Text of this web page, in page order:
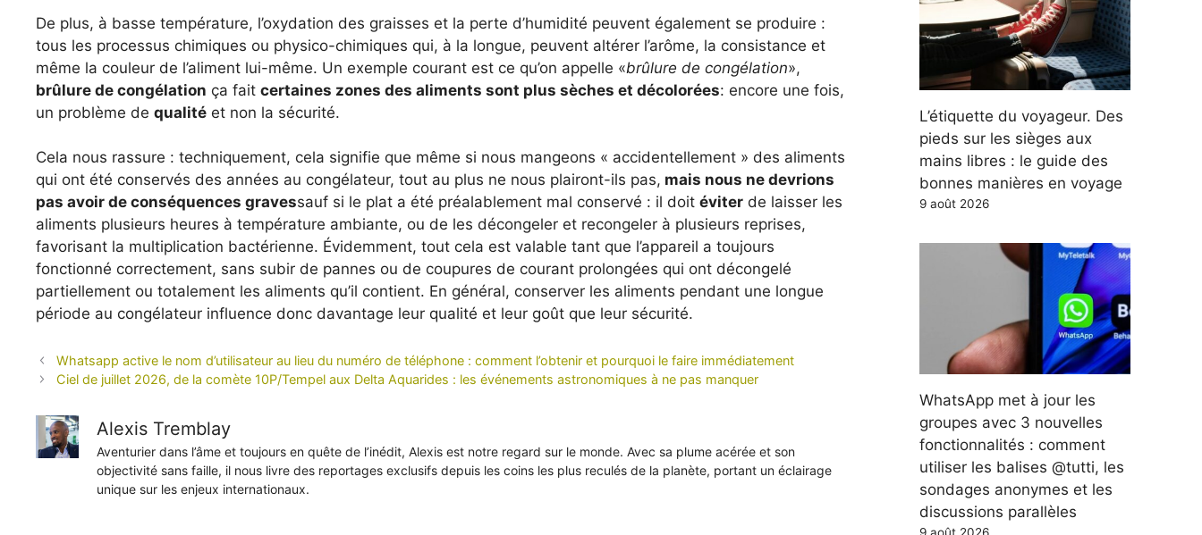
De plus, à basse température, l’oxydation des graisses et la perte d’humidité peuvent également se produire :
tous les processus chimiques ou physico-chimiques qui, à la longue, peuvent altérer l’arôme, la consistance et
même la couleur de l’aliment lui-même. Un exemple courant est ce qu’on appelle «brûlure de congélation»,
brûlure de congélation ça fait certaines zones des aliments sont plus sèches et décolorées: encore une fois,
un problème de qualité et non la sécurité.
Cela nous rassure : techniquement, cela signifie que même si nous mangeons « accidentellement » des aliments
qui ont été conservés des années au congélateur, tout au plus ne nous plairont-ils pas, mais nous ne devrions
pas avoir de conséquences gravessauf si le plat a été préalablement mal conservé : il doit éviter de laisser les
aliments plusieurs heures à température ambiante, ou de les décongeler et recongeler à plusieurs reprises,
favorisant la multiplication bactérienne. Évidemment, tout cela est valable tant que l’appareil a toujours
fonctionné correctement, sans subir de pannes ou de coupures de courant prolongées qui ont décongelé
partiellement ou totalement les aliments qu’il contient. En général, conserver les aliments pendant une longue
période au congélateur influence donc davantage leur qualité et leur goût que leur sécurité.
Whatsapp active le nom d’utilisateur au lieu du numéro de téléphone : comment l’obtenir et pourquoi le faire immédiatement
Ciel de juillet 2026, de la comète 10P/Tempel aux Delta Aquarides : les événements astronomiques à ne pas manquer
Alexis Tremblay
Aventurier dans l’âme et toujours en quête de l’inédit, Alexis est notre regard sur le monde. Avec sa plume acérée et son
objectivité sans faille, il nous livre des reportages exclusifs depuis les coins les plus reculés de la planète, portant un éclairage
unique sur les enjeux internationaux.
L’étiquette du voyageur. Des
pieds sur les sièges aux
mains libres : le guide des
bonnes manières en voyage
9 août 2026
WhatsApp met à jour les
groupes avec 3 nouvelles
fonctionnalités : comment
utiliser les balises @tutti, les
sondages anonymes et les
discussions parallèles